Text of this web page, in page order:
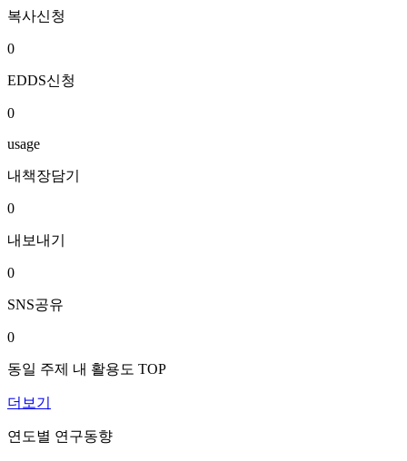
복사신청
0
EDDS신청
0
usage
내책장담기
0
내보내기
0
SNS공유
0
동일 주제 내 활용도 TOP
더보기
연도별 연구동향